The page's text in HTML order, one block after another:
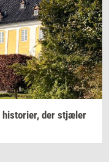
hi­sto­ri­er, der stjæ­ler